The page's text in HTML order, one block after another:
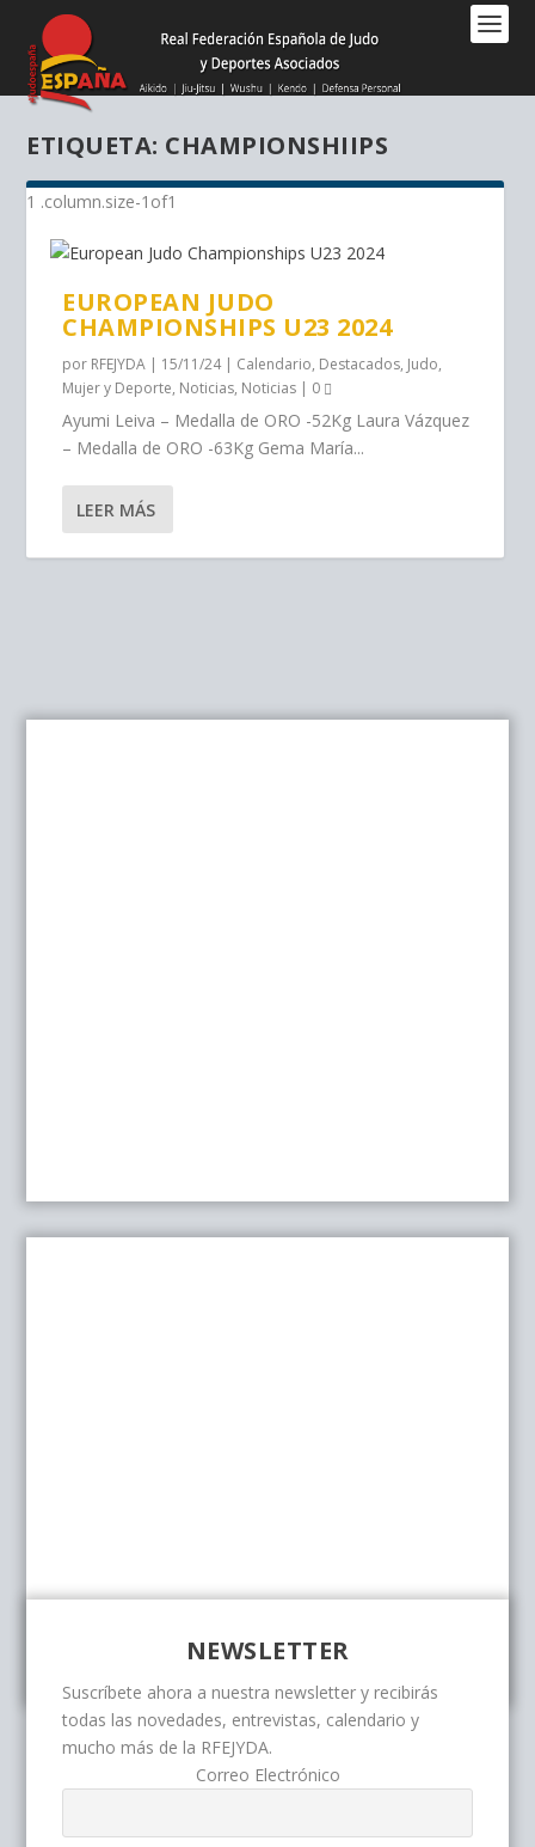
este
sitio
web
sistema
accesibilidad.
ETIQUETA: CHAMPIONSHIIPS
EUROPEAN JUDO
CHAMPIONSHIPS U23 2024
por RFEJYDA | 15/11/24| Calendario, Destacados, Judo,
Mujer y Deporte, Noticias, Noticias | 0
Ayumi Leiva – Medalla de ORO -52Kg Laura Vázquez
– Medalla de ORO -63Kg Gema María...
LEER MÁS
NEWSLETTER
Suscríbete ahora a nuestra newsletter y recibirás
todas las novedades, entrevistas, calendario y
mucho más de la RFEJYDA.
Correo Electrónico